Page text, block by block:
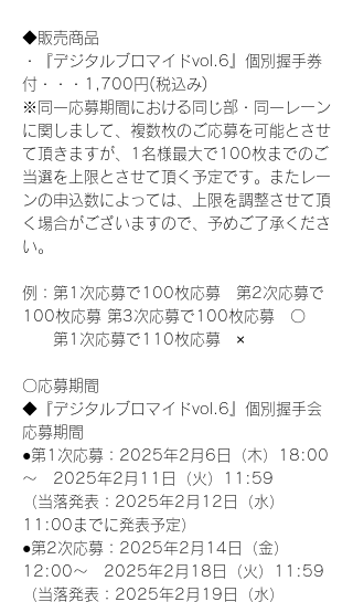
◆販売商品
・『デジタルブロマイドvol.6』個別握手券
付・・・1,700円(税込み)
※同一応募期間における同じ部・同一レーン
に関しまして、複数枚のご応募を可能とさせ
て頂きますが、1名様最大で100枚までのご
当選を上限とさせて頂く予定です。またレー
ンの申込数によっては、上限を調整させて頂
く場合がございますので、予めご了承くださ
い。
例：第1次応募で100枚応募　第2次応募で
100枚応募 第3次応募で100枚応募　〇
第1次応募で110枚応募　×
〇応募期間
◆『デジタルブロマイドvol.6』個別握手会
応募期間
●第1次応募：2025年2月6日（木）18:00
～　2025年2月11日（火）11:59
（当落発表：2025年2月12日（水）
11:00までに発表予定）
●第2次応募：2025年2月14日（金）
12:00～　2025年2月18日（火）11:59
（当落発表：2025年2月19日（水）